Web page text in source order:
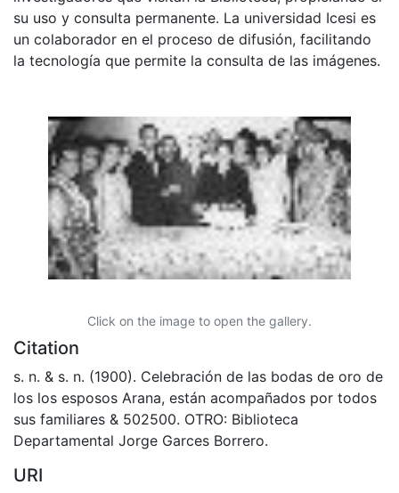
su uso y consulta permanente. La universidad Icesi es
un colaborador en el proceso de difusión, facilitando
la tecnología que permite la consulta de las imágenes.
Click on the image to open the gallery.
Citation
s. n. & s. n. (1900). Celebración de las bodas de oro de
los los esposos Arana, están acompañados por todos
sus familiares & 502500. OTRO: Biblioteca
Departamental Jorge Garces Borrero.
URI